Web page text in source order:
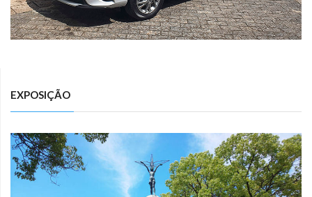
EXPOSIÇÃO